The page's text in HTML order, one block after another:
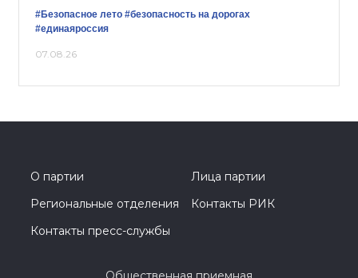
#Безопасное лето #безопасность на дорогах
#единаяроссия
07.08.26
О партии
Лица партии
Региональные отделения
Контакты РИК
Контакты пресс-службы